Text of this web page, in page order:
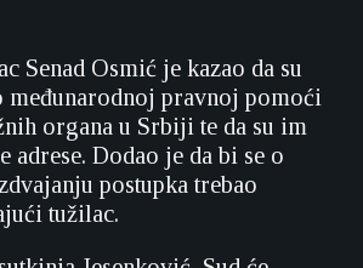
Senad Osmić je kazao da su
međunarodnoj pravnoj pomoći
organa u Srbiji te da su im
adrese. Dodao je da bi se o
postupka trebao
tužilac.